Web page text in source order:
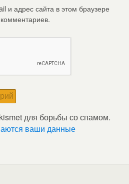
и адрес сайта в этом браузере
для борьбы со спамом.
ваши данные